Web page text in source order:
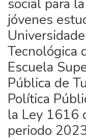
social para
jóvenes
Tecnológica
Escuela
Pública de
Política
la Ley 1616
periodo